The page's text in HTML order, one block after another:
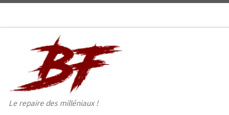
Le repaire des milléniaux !